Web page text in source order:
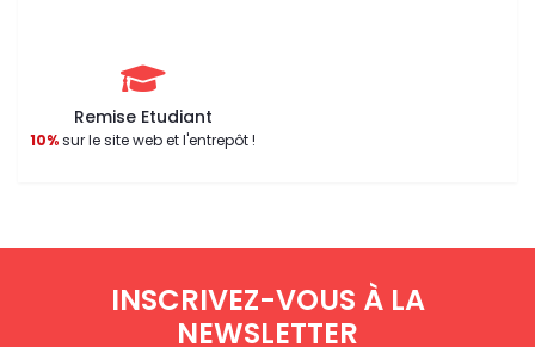
Remise Etudiant
10%sur le site web et l'entrepôt !
INSCRIVEZ-VOUS À LA
NEWSLETTER